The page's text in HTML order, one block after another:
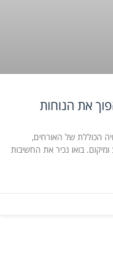
את הנוחות
הכוללת של האורחים,
ומיקום. בואו נכיר את החשיבות